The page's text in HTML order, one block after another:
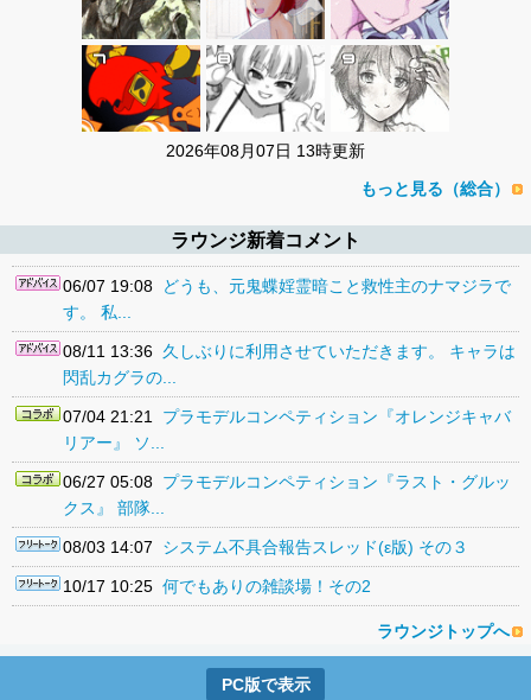
2026年08月07日 13時更新
もっと見る（総合）
ラウンジ新着コメント
06/07 19:08
どうも、元鬼蝶婬霊暗こと救性主のナマジラで
す。 私...
08/11 13:36 久しぶりに利用させていただきます。 キャラは
閃乱カグラの...
07/04 21:21 プラモデルコンペティション『オレンジキャバ
リアー』 ソ...
06/27 05:08 プラモデルコンペティション『ラスト・グルッ
クス』 部隊...
08/03 14:07 システム不具合報告スレッド(ε版) その３
10/17 10:25 何でもありの雑談場！その2
ラウンジトップへ
PC版で表示